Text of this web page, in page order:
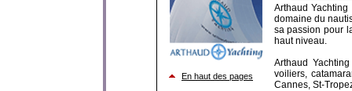
En haut des pages
Arthaud
domaine du
sa passion pour
haut niveau.
Arthaud
voiliers,
Cannes, St-